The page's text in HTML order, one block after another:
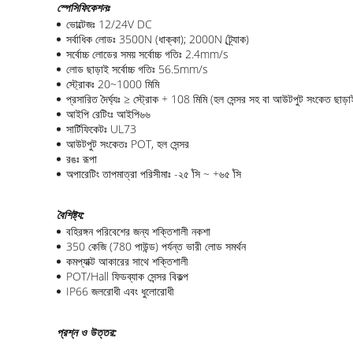
স্পেসিফিকেশনঃ
ভোল্টেজঃ 12/24V DC
সর্বাধিক লোডঃ 3500N (ধাক্কা); 2000N (ট্র্যাক)
সর্বোচ্চ লোডের সময় সর্বোচ্চ গতিঃ 2.4mm/s
লোড ছাড়াই সর্বোচ্চ গতিঃ 56.5mm/s
স্ট্রোকঃ 20~1000 মিমি
প্রসারিত দৈর্ঘ্যঃ ≥ স্ট্রোক + 108 মিমি (হল সেন্সর সহ বা আউটপুট সংকেত
আইপি রেটিংঃ আইপি৬৬
সার্টিফিকেটঃ UL73
আউটপুট সংকেতঃ POT, হল সেন্সর
রঙঃ রূপা
অপারেটিং তাপমাত্রা পরিসীমাঃ -২৫ ̊সি ~ +৬৫ ̊সি
বৈশিষ্ট্য:
বহিরঙ্গন পরিবেশের জন্য শক্তিশালী নকশা
350 কেজি (780 পাউন্ড) পর্যন্ত ভারী লোড সমর্থন
কমপ্যাক্ট আকারের সাথে শক্তিশালী
POT/Hall ফিডব্যাক সেন্সর বিকল্প
IP66 জলরোধী এবং ধুলোরোধী
প্রশ্ন ও উত্তর: